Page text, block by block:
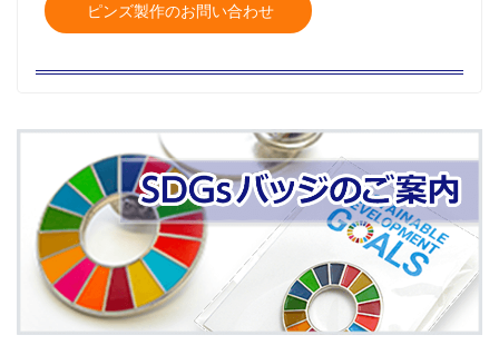
ピンズ製作のお問い合わせ